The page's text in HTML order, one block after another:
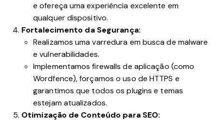
e ofereça uma experiência excelente em
qualquer dispositivo.
Fortalecimento da Segurança:
Realizamos uma varredura em busca de malware
e vulnerabilidades.
Implementamos firewalls de aplicação (como
Wordfence), forçamos o uso de HTTPS e
garantimos que todos os plugins e temas
estejam atualizados.
Otimização de Conteúdo para SEO: